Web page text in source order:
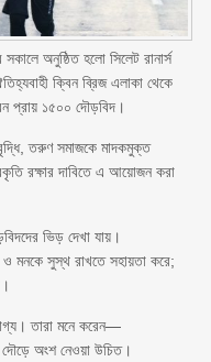
অনুষ্ঠিত হলো সিলেট রানার্স
ক্বিন ব্রিজ এলাকা থেকে
প্রায় ১৫০০ দৌড়বিদ।
তরুণ সমাজকে মাদকমুক্ত
রক্ষার দাবিতে এ আয়োজন করা
ভিড় দেখা যায়।
ও মনকে সুস্থ রাখতে সহায়তা করে;
তারা মনে করেন—
দৌড়ে অংশ নেওয়া উচিত।